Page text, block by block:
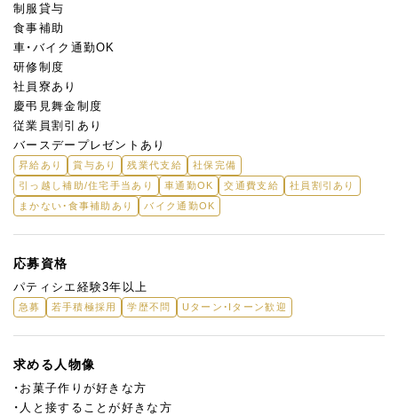
制服貸与
食事補助
車・バイク通勤OK
研修制度
社員寮あり
慶弔見舞金制度
従業員割引あり
バースデープレゼントあり
昇給あり 賞与あり 残業代支給
社保完備
引っ越し補助/住宅手当あり
車通勤OK 交通費支給
社員割引あり
まかない・食事補助あり
バイク通勤OK
応募資格
パティシエ経験3年以上
急募 若手積極採用 学歴不問 Uターン・Iターン歓迎
求める人物像
・お菓子作りが好きな方
・人と接することが好きな方